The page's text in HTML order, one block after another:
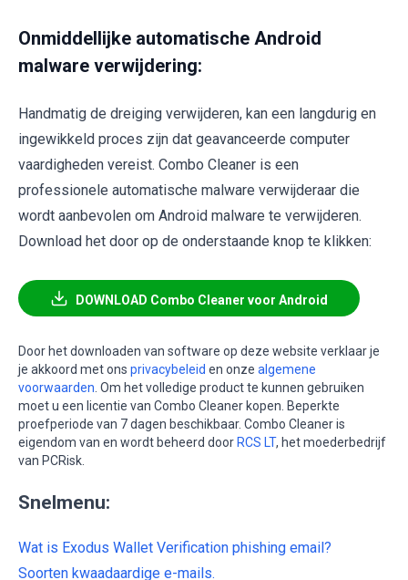
Onmiddellijke automatische Android
malware verwijdering:
Handmatig de dreiging verwijderen, kan een langdurig en
ingewikkeld proces zijn dat geavanceerde computer
vaardigheden vereist. Combo Cleaner is een
professionele automatische malware verwijderaar die
wordt aanbevolen om Android malware te verwijderen.
Download het door op de onderstaande knop te klikken:
DOWNLOAD Combo Cleaner voor Android
Door het downloaden van software op deze website verklaar je
je akkoord met ons privacybeleid en onze algemene
voorwaarden. Om het volledige product te kunnen gebruiken
moet u een licentie van Combo Cleaner kopen. Beperkte
proefperiode van 7 dagen beschikbaar. Combo Cleaner is
eigendom van en wordt beheerd door RCS LT, het moederbedrijf
van PCRisk.
Snelmenu:
Wat is Exodus Wallet Verification phishing email?
Soorten kwaadaardige e-mails.